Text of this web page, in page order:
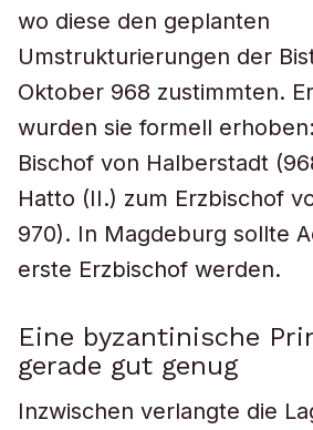
wo diese den geplanten
Umstrukturierungen der
Oktober 968 zustimmten.
wurden sie formell
Bischof von Halberstadt
Hatto (II.) zum Erzbischof
970). In Magdeburg sollte
erste Erzbischof werden.
Eine byzantinische
gerade gut genug
Inzwischen verlangte die